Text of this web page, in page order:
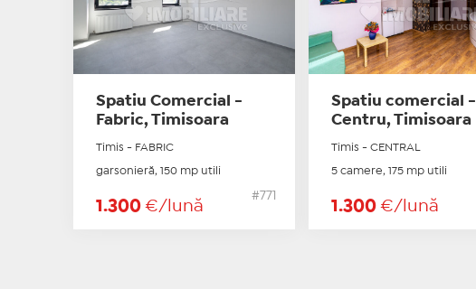
Spatiu Comercial -
Fabric, Timisoara
Timis - FABRIC
garsonieră, 150 mp utili
1.300 €/lună
#771
Spatiu comercial -
Centru, Timisoara
Timis - CENTRAL
5 camere, 175 mp utili
1.300€/lună